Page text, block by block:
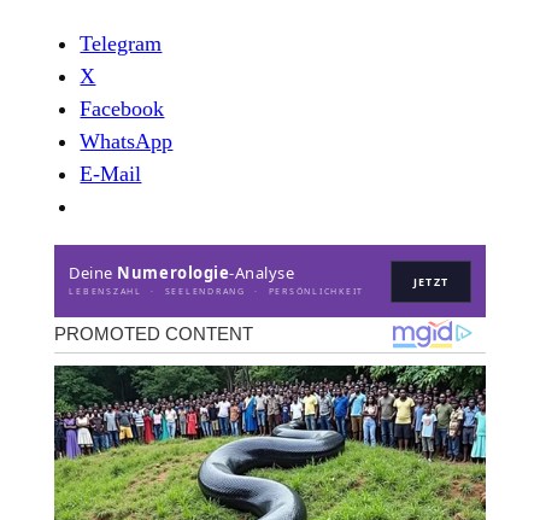
Telegram
X
Facebook
WhatsApp
E-Mail
Deine Numerologie-Analyse
LEBENSZAHL · SEELENDRANG · PERSÖNLICHKEIT
JETZT